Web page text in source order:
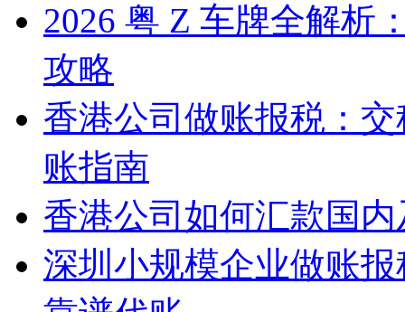
2026 粤 Z 车牌全解析
攻略
香港公司做账报税：
账指南
香港公司如何汇款国
深圳小规模企业做账